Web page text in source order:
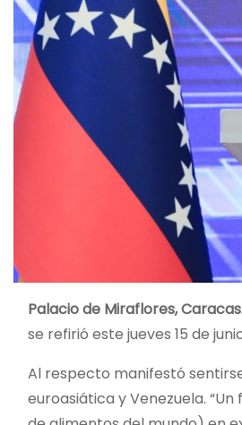
Palacio de Miraflores,
se refirió este jueves 15 de
Al respecto manifestó
euroasiática y Venezuela.